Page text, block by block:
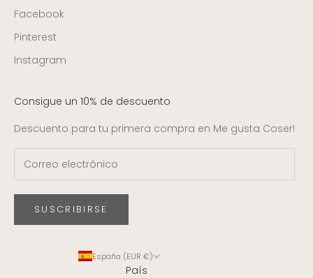
Facebook
Pinterest
Instagram
Consigue un 10% de descuento
Descuento para tu primera compra en Me gusta Coser!
SUSCRIBIRSE
España (EUR €)
País